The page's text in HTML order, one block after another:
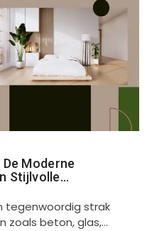
Moderne
Stijlvolle…
tegenwoordig strak
zoals beton, glas,…